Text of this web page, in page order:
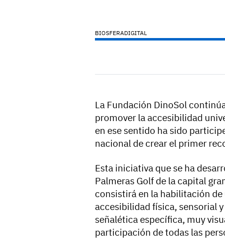
BIOSFERADIGITAL
La Fundación DinoSol
promover la accesibilidad
en ese sentido ha sido
nacional de crear el primer
Esta iniciativa que se ha
Palmeras Golf de la capital
consistirá en la habilitación
accesibilidad física, sensorial
señalética específica, muy
participación de todas las